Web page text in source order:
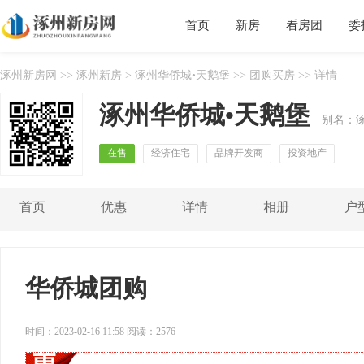
首页 新房 看房团 委
涿州新房网 >> 涿州新房 > 涿州华侨城•天鹅堡 >> 团购买房 >> 详情
涿州华侨城•天鹅堡 别名：
在售 经济住宅 品牌开发商 投资地产
首页 优惠 详情 相册 户
华侨城团购
时间：2023-02-16 11:58 阅读：2576